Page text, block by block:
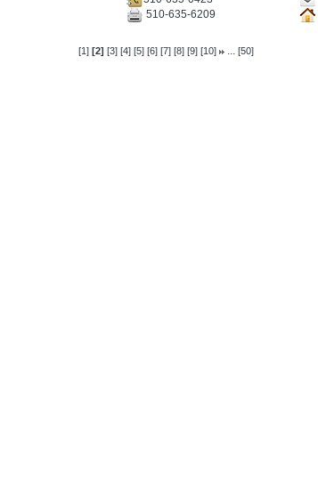
510-635-6209
[1] [2] [3] [4] [5] [6] [7] [8] [9] [10] ... [50]